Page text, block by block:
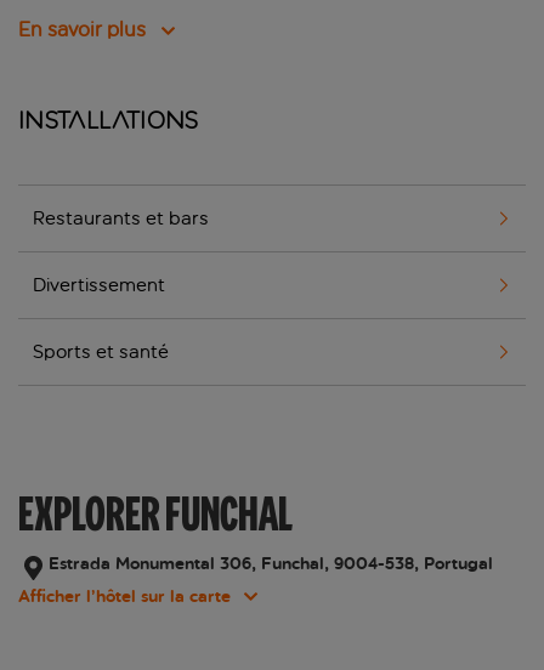
En savoir plus
Installations
Restaurants et bars
Divertissement
Sports et santé
EXPLORER FUNCHAL
Estrada Monumental 306, Funchal, 9004-538, Portugal
Afficher l’hôtel sur la carte